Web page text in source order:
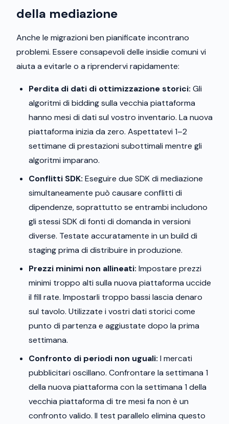
della mediazione
Anche le migrazioni ben pianificate incontrano
problemi. Essere consapevoli delle insidie comuni vi
aiuta a evitarle o a riprendervi rapidamente:
Perdita di dati di ottimizzazione storici: Gli
algoritmi di bidding sulla vecchia piattaforma
hanno mesi di dati sul vostro inventario. La nuova
piattaforma inizia da zero. Aspettatevi 1–2
settimane di prestazioni subottimali mentre gli
algoritmi imparano.
Conflitti SDK: Eseguire due SDK di mediazione
simultaneamente può causare conflitti di
dipendenze, soprattutto se entrambi includono
gli stessi SDK di fonti di domanda in versioni
diverse. Testate accuratamente in un build di
staging prima di distribuire in produzione.
Prezzi minimi non allineati: Impostare prezzi
minimi troppo alti sulla nuova piattaforma uccide
il fill rate. Impostarli troppo bassi lascia denaro
sul tavolo. Utilizzate i vostri dati storici come
punto di partenza e aggiustate dopo la prima
settimana.
Confronto di periodi non uguali: I mercati
pubblicitari oscillano. Confrontare la settimana 1
della nuova piattaforma con la settimana 1 della
vecchia piattaforma di tre mesi fa non è un
confronto valido. Il test parallelo elimina questo